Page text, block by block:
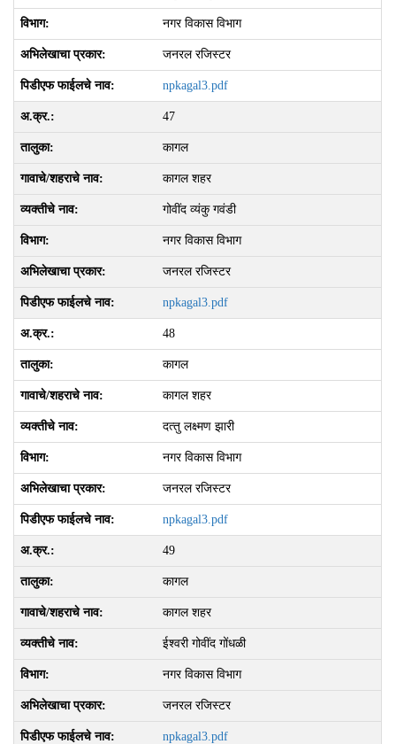
नगर विकास विभाग
जनरल रजिस्टर
npkagal3.pdf
47
कागल
कागल शहर
गोवींद व्‍यंकु गवंडी
नगर विकास विभाग
जनरल रजिस्टर
npkagal3.pdf
48
कागल
कागल शहर
दत्‍तु लक्ष्‍मण झारी
नगर विकास विभाग
जनरल रजिस्टर
npkagal3.pdf
49
कागल
कागल शहर
ईश्‍वरी गोवींद गोंधळी
नगर विकास विभाग
जनरल रजिस्टर
npkagal3.pdf